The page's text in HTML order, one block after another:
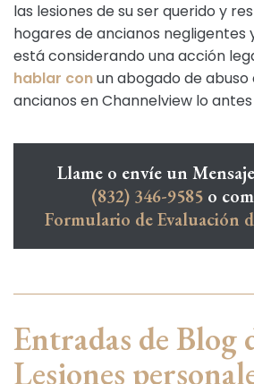
las lesiones de su ser querido y
hogares de ancianos negligentes
está considerando una acción
hablar conun abogado de
ancianos en Channelview lo
Llame o envíe un
(832) 346-9585o
Formulario de Evaluación
Entradas de Blog
Lesiones